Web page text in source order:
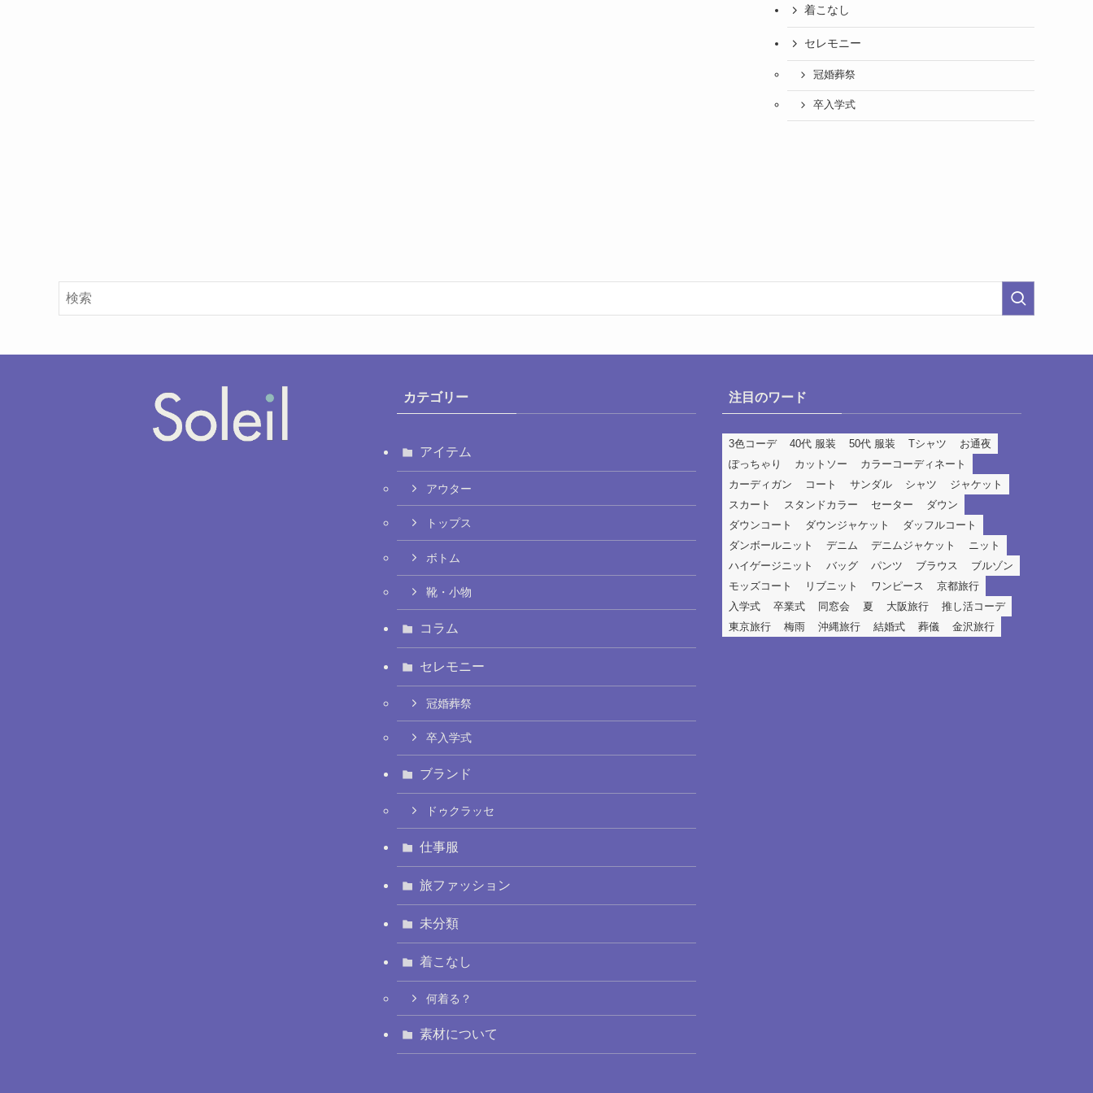
着こなし
セレモニー
冠婚葬祭
卒入学式
カテゴリー
アイテム
アウター
トップス
ボトム
靴・小物
コラム
セレモニー
冠婚葬祭
卒入学式
ブランド
ドゥクラッセ
仕事服
旅ファッション
未分類
着こなし
何着る？
素材について
注目のワード
3色コーデ 40代 服装 50代 服装 Tシャツ
お通夜
ぽっちゃり
カットソー
カラーコーディネート
カーディガン
コート サンダル シャツ
ジャケット
スカート
スタンドカラー セーター
ダウン
ダウンコート
ダウンジャケット
ダッフルコート
ダンボールニット
デニム デニムジャケット
ニット
ハイゲージニット
バッグ パンツ ブラウス
ブルゾン
モッズコート
リブニット ワンピース
京都旅行
入学式
卒業式 同窓会 夏 大阪旅行
推し活コーデ
東京旅行
梅雨 沖縄旅行 結婚式 葬儀 金沢旅行